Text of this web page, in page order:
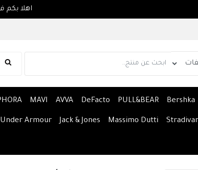
Bershka
PULL&BEAR
DeFacto
AVVA
MAVI
Massimo Dutti
Jack & Jones
Under Armour